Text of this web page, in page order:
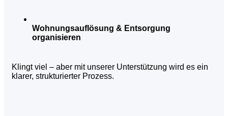
Wohnungsauflösung & Entsorgung
organisieren
Klingt viel – aber mit unserer Unterstützung wird es ein
klarer, strukturierter Prozess.